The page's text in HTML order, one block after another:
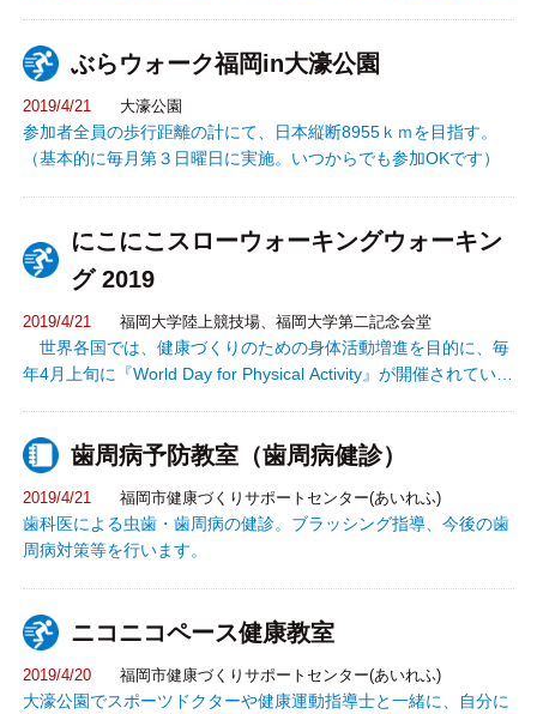
5（第5回目)：体組成計（InBody）による筋肉量等測定
体力測定・結果説明 3ヵ月
の振り返りぶらウォーク福岡in大濠公園
2019/4/21 大濠公園
参加者全員の歩行距離の計にて、日本縦断8955ｋｍを目指す。
（基本的に毎月第３日曜日に実施。いつからでも参加OKです）
にこにこスローウォーキングウォーキン
グ 2019
2019/4/21 福岡大学陸上競技場、福岡大学第二記念会堂
世界各国では、健康づくりのための身体活動増進を目的に、毎
年4月上旬に『World Day for Physical Activity』が開催されていま
加し、地域の健康づくりや疾病予防等を通じて、地域社会に貢献
することを目的とします。 【コース】： 福岡大学陸上競技場、
福岡大学第二記念会堂 体力に合わせた30〜40分程度のウォーキ
ング等 【雨天時】： 少雨の場合は決行します。雨具をご持参く
ださい。 雨天時は福岡大学第二記念会堂内でステップ運動等を実
施しますので、 室内シューズをご用意ください。
歯周病予防教室（歯周病健診）
2019/4/21 福岡市健康づくりサポートセンター(あいれふ)
歯科医による虫歯・歯周病の健診。ブラッシング指導、今後の歯
周病対策等を行います。
ニコニコペース健康教室
2019/4/20 福岡市健康づくりサポートセンター(あいれふ)
大濠公園でスポーツドクターや健康運動指導士と一緒に、自分に